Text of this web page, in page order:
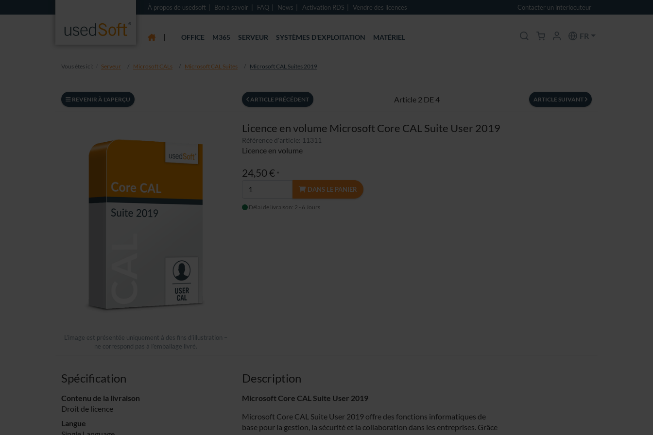
À propos de usedsoft Bon à savoir FAQ News Activation RDS Vendre des licences Contacter un interlocuteur
| OFFICE M365 SERVEUR SYSTÈMES D'EXPLOITATION MATÉRIEL FR
Vous êtes ici: Serveur Microsoft CALs Microsoft CAL Suites Microsoft CAL Suites 2019
REVENIR À L'APERÇU ARTICLE PRÉCÉDENT Article 2 DE 4 ARTICLE SUIVANT
L’image est présentée uniquement à des fins d’illustration –
ne correspond pas à l’emballage livré.
Licence en volume Microsoft Core CAL Suite User 2019
Référence d'article: 11311
Licence en volume
24,50 € *
DANS LE PANIER
Délai de livraison: 2 - 6 Jours
Description
Microsoft Core CAL Suite User 2019
Microsoft Core CAL Suite User 2019 offre des fonctions informatiques de
base pour la gestion, la sécurité et la collaboration dans les entreprises. Grâce
Spécification
Contenu de la livraison
Droit de licence
Langue